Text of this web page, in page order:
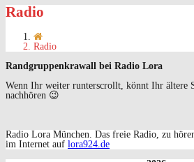
Radio
Radio
Randgruppenkrawall bei Radio Lora
Wenn Ihr weiter runterscrollt, könnt Ihr ältere
nachhören 😉
Radio Lora München. Das freie Radio, zu
im Internet auf lora924.de